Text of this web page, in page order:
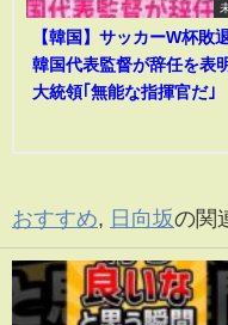
【韓国】サッカーW杯敗
韓国代表監督が辞任を表
大統領｢無能な指揮官だ｣
おすすめ, 日向坂の関